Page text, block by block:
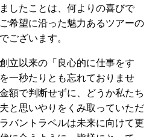
したことは、何よりの喜びで
希望に沿った魅力あるツアーの
ございます。
立以来の「良心的に仕事をす
一秒たりとも忘れておりませ
額で判断せずに、どうか私たち
と思いやりをくみ取っていただ
バントラベルは未来に向けて更